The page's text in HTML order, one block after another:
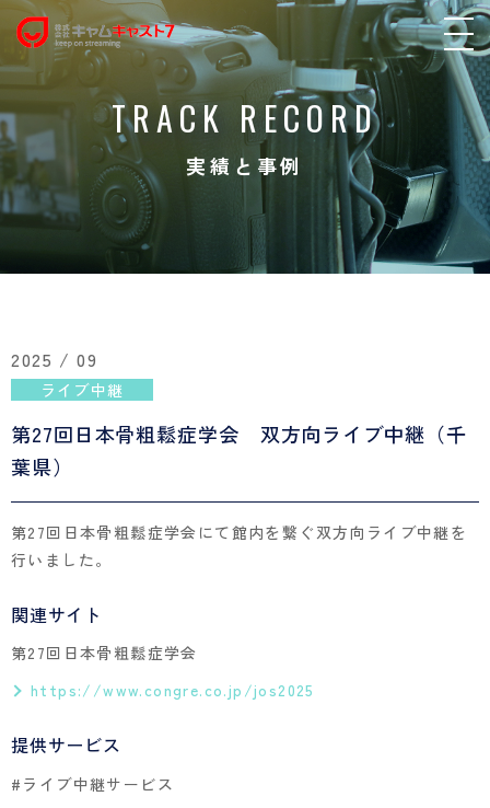
TRACK RECORD
実績と事例
2025 / 09
ライブ中継
第27回日本骨粗鬆症学会 双方向ライブ中継（千
葉県）
第27回日本骨粗鬆症学会にて館内を繋ぐ双方向ライブ中継を
行いました。
関連サイト
第27回日本骨粗鬆症学会
https://www.congre.co.jp/jos2025
提供サービス
#ライブ中継サービス